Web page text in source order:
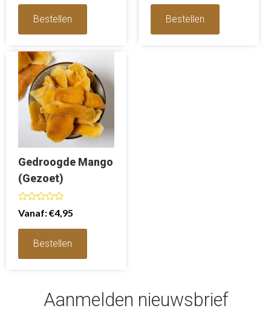
Bestellen Bestellen
Gedroogde Mango
(Gezoet)
Waardering
0
Vanaf:€4,95
Bestellen
Aanmelden nieuwsbrief